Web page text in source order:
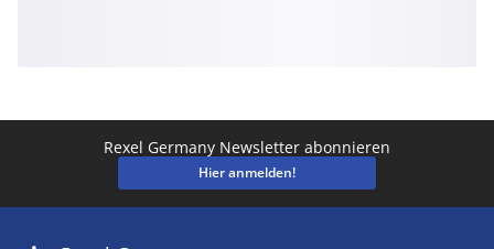
Rexel Germany Newsletter abonnieren
Hier anmelden!